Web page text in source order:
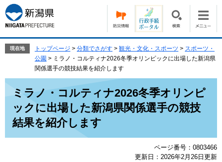
ー
ジ
の
す。
ニ
ュ
ー
し
現在地 トップページ > 分類でさがす > 観光・文化・スポーツ > スポーツ・
公園 > ミラノ・コルティナ2026冬季オリンピックに出場した新潟県
関係選手の競技結果を紹介します
ミラノ・コルティナ2026冬季オリンピ
ックに出場した新潟県関係選手の競技
結果を紹介します
ページ番号：0803466
更新日：2026年2月26日更新